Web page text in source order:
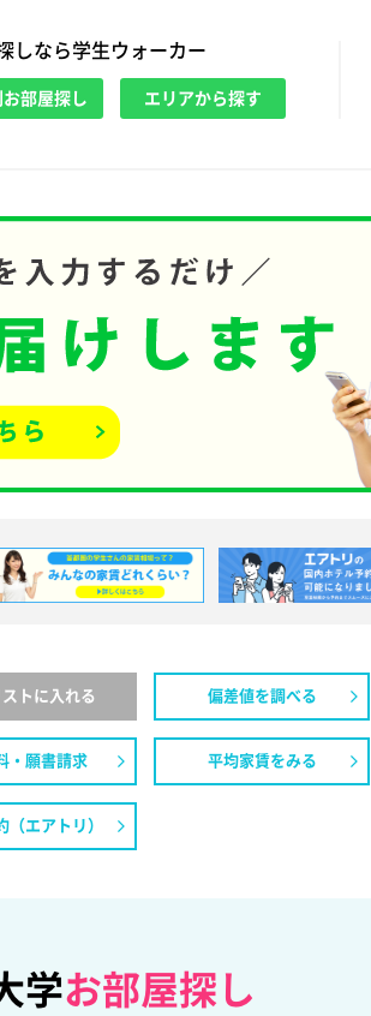
しなら学生ウォーカー
部屋探し エリアから探す
トに入れる 偏差値を調べる
・願書請求 平均家賃をみる
（エアトリ）
学お部屋探し